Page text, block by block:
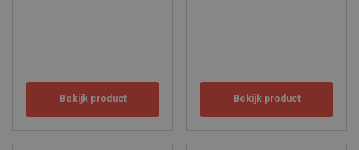
Bekijk product Bekijk product